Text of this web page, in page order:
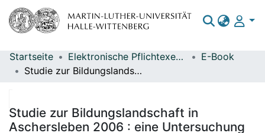
Bereiche & Sammlungen
Statistiken
Startseite Elektronische Pflichtexemplare
E-Book
Studie zur Bildungslandschaft in Aschersleben 2006 : eine Untersuchung zur Integration einer weiterführenden Schule in freier Trägerschaft in die Bildungslandschaft der Stadt Aschersleben / Christina Buchwald
Studie zur Bildungslandschaft in
Aschersleben 2006 : eine Untersuchung